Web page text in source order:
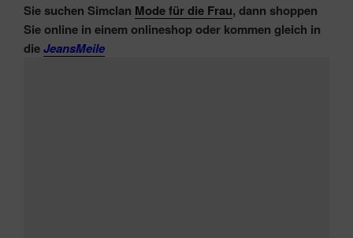
Sie suchen Simclan Mode für die Frau, dann shoppen
Sie online in einem onlineshop oder kommen gleich in
dieJeansMeile